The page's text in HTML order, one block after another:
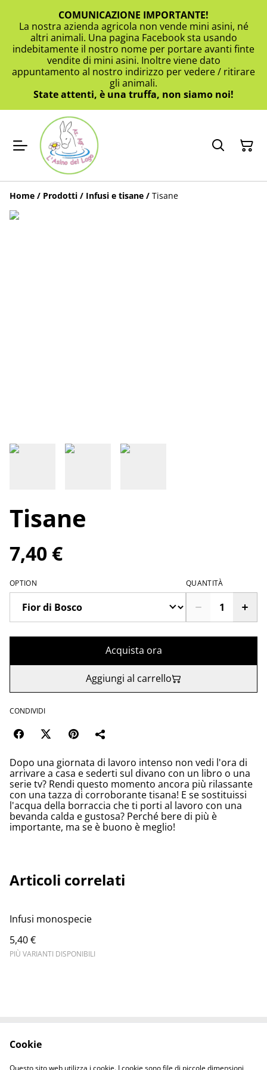
COMUNICAZIONE IMPORTANTE!
La nostra azienda agricola non vende mini asini, né
altri animali. Una pagina Facebook sta usando
indebitamente il nostro nome per portare avanti finte
vendite di mini asini. Inoltre viene dato
appuntamento al nostro indirizzo per vedere / ritirare
gli animali.
State attenti, è una truffa, non siamo noi!
Home / Prodotti / Infusi e tisane / Tisane
Tisane
7,40 €
OPTION QUANTITÀ
Acquista ora
Aggiungi al carrello
CONDIVIDI
Dopo una giornata di lavoro intenso non vedi l'ora di
arrivare a casa e sederti sul divano con un libro o una
serie tv? Rendi questo momento ancora più rilassante
con una tazza di corroborante tisana! E se sostituissi
l'acqua della borraccia che ti porti al lavoro con una
bevanda calda e gustosa? Perché bere di più è
importante, ma se è buono è meglio!
Articoli correlati
Infusi monospecie
5,40 €
PIÙ VARIANTI DISPONIBILI
Informativa sulla
Politica sui Cookie
Cookie
Questo sito web utilizza i cookie. I cookie sono file di piccole dimensioni